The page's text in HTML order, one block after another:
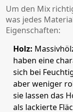
Um den Mix
was jedes
Eigenschaften:
Holz:
haben eine
sich bei
aber weniger
sie lassen das
als lackierte